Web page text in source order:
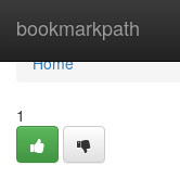
bookmarkpath
Home
Home
1